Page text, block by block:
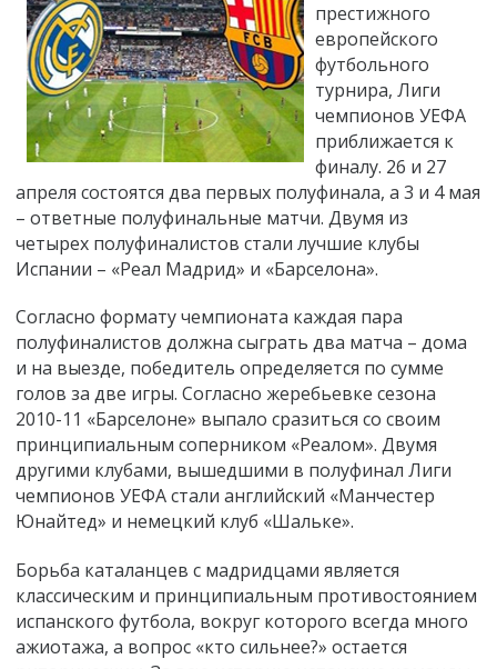
престижного
европейского
футбольного
турнира, Лиги
чемпионов УЕФА
приближается к
финалу. 26 и 27
апреля состоятся два первых полуфинала, а 3 и 4 мая
– ответные полуфинальные матчи. Двумя из
четырех полуфиналистов стали лучшие клубы
Испании – «Реал Мадрид» и «Барселона».
Согласно формату чемпионата каждая пара
полуфиналистов должна сыграть два матча – дома
и на выезде, победитель определяется по сумме
голов за две игры. Согласно жеребьевке сезона
2010-11 «Барселоне» выпало сразиться со своим
принципиальным соперником «Реалом». Двумя
другими клубами, вышедшими в полуфинал Лиги
чемпионов УЕФА стали английский «Манчестер
Юнайтед» и немецкий клуб «Шальке».
Борьба каталанцев с мадридцами является
классическим и принципиальным противостоянием
испанского футбола, вокруг которого всегда много
ажиотажа, а вопрос «кто сильнее?» остается